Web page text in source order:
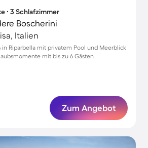
∙ 3 Schlafzimmer
Boscherini
Italien
in Riparbella mit privatem Pool und Meerblick
mit bis zu 6 Gästen
Zum Angebot